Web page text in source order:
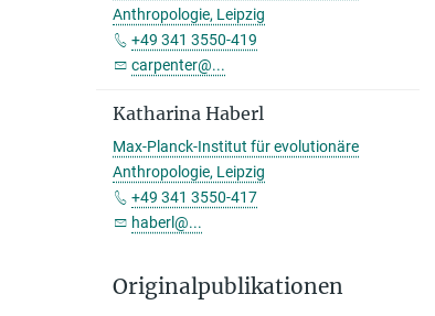
Anthropologie, Leipzig
+49 341 3550-419
carpenter@...
Katharina Haberl
Max-Planck-Institut für evolutionäre
Anthropologie, Leipzig
+49 341 3550-417
haberl@...
Originalpublikationen